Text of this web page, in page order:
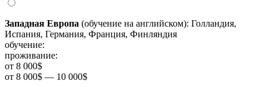
Западная Европа (обучение на английском): Голландия,
Испания, Германия, Франция, Финляндия
обучение:
проживание:
от 8 000$
от 8 000$ — 10 000$